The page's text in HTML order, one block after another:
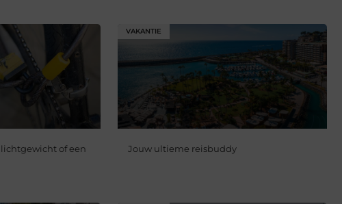
of een
VAKANTIE
Jouw ultieme reisbuddy